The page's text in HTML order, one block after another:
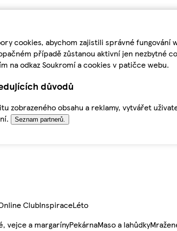
cookies, abychom zajistili správné
případě zůstanou aktivní jen nezbytné
na odkaz Soukromí a cookies v patičce webu.
důvodů
zobrazeného obsahu a reklamy, vytvářet
Seznam partnerů.
ClubInspiraceLéto
vejce a margarínyPekárnaMaso a lahůdky